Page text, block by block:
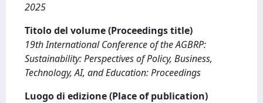
2025
Titolo del volume (Proceedings title)
19th International Conference of the AGBRP:
Sustainability: Perspectives of Policy, Business,
Technology, AI, and Education: Proceedings
Luogo di edizione (Place of publication)